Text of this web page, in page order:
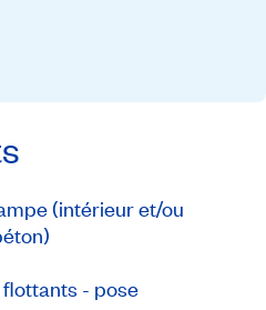
(intérieur et/ou
- pose